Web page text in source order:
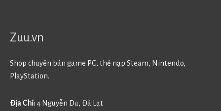
Zuu.vn
Shop chuyên bán game PC, thẻ nạp Steam, Nintendo,
PlayStation.
Địa Chỉ:4 Nguyễn Du, Đà Lạt